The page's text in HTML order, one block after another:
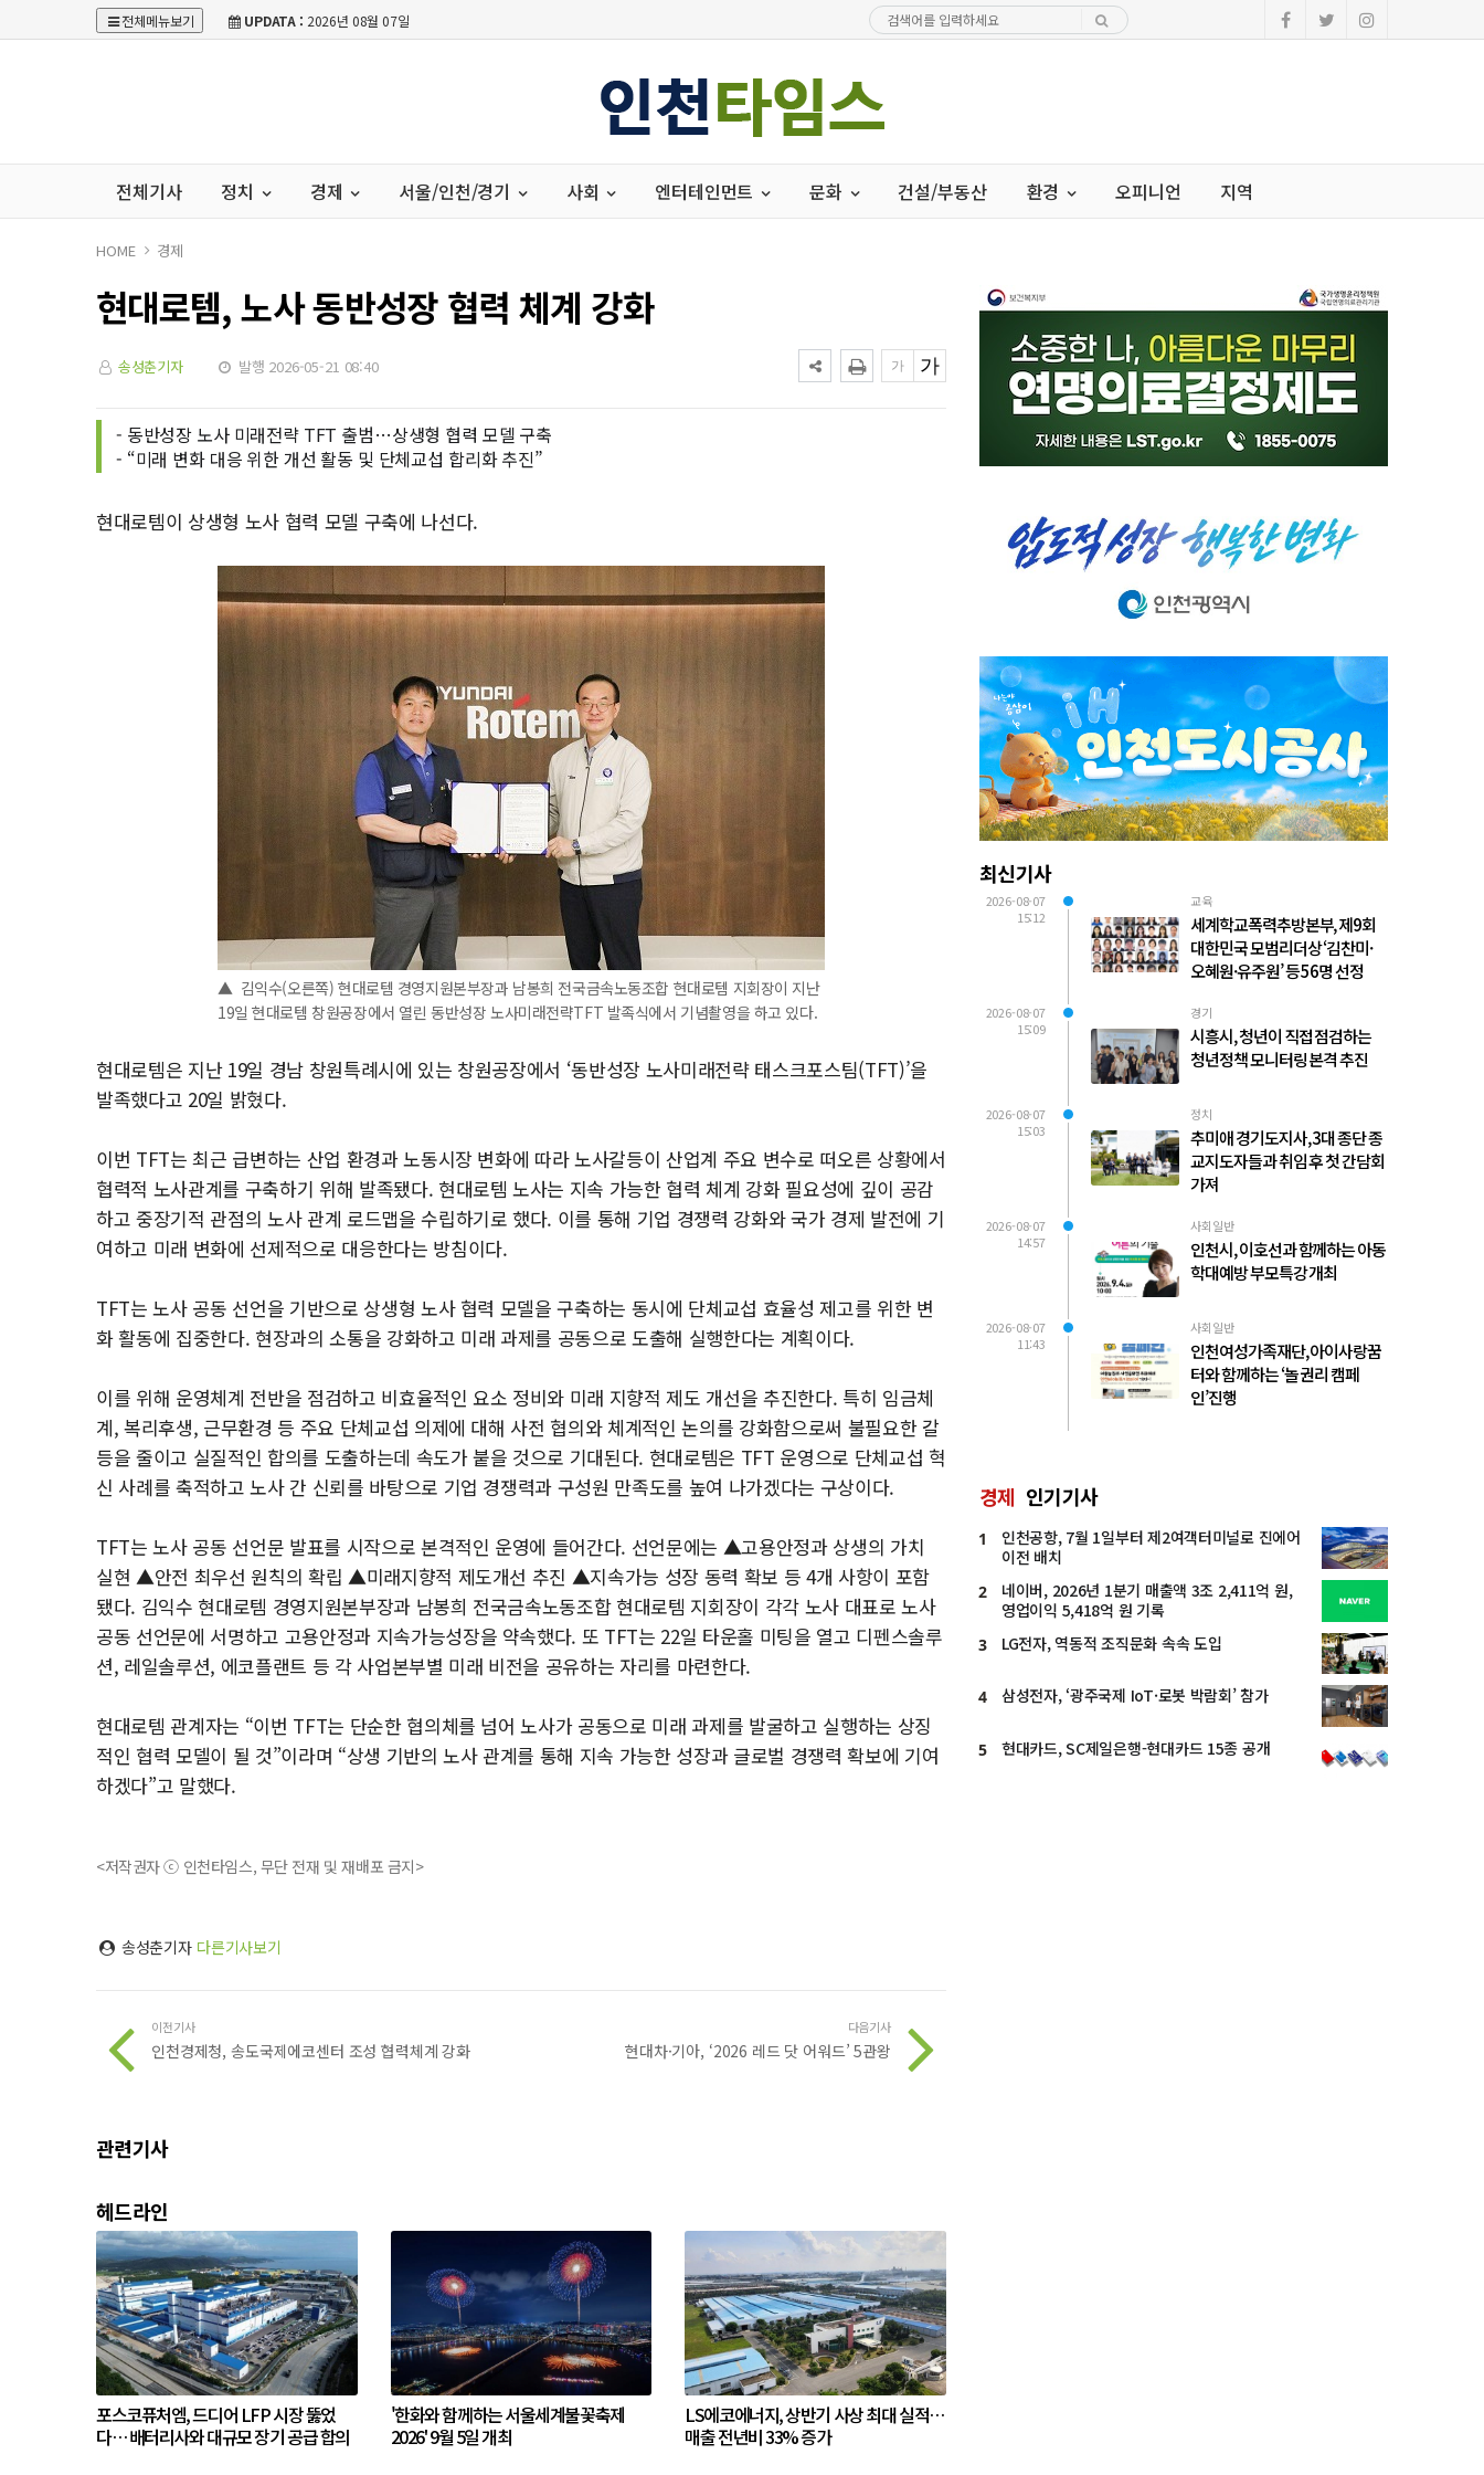
전체메뉴보기 UPDATA : 2026년 08월 07일
전체기사 정치 경제 서울/인천/경기 사회 엔터테인먼트 문화 건설/부동산 환경 오피니언 지역
HOME 경제
현대로템, 노사 동반성장 협력 체계 강화
송성춘기자 발행 2026-05-21 08:40
- 동반성장 노사 미래전략 TFT 출범…상생형 협력 모델 구축
- “미래 변화 대응 위한 개선 활동 및 단체교섭 합리화 추진”
현대로템이 상생형 노사 협력 모델 구축에 나선다.
▲ 김익수(오른쪽) 현대로템 경영지원본부장과 남봉희 전국금속노동조합 현대로템 지회장이 지난
19일 현대로템 창원공장에서 열린 동반성장 노사미래전략TFT 발족식에서 기념촬영을 하고 있다.
현대로템은 지난 19일 경남 창원특례시에 있는 창원공장에서 ‘동반성장 노사미래전략 태스크포스팀(TFT)’을
발족했다고 20일 밝혔다.
이번 TFT는 최근 급변하는 산업 환경과 노동시장 변화에 따라 노사갈등이 산업계 주요 변수로 떠오른 상황에서
협력적 노사관계를 구축하기 위해 발족됐다. 현대로템 노사는 지속 가능한 협력 체계 강화 필요성에 깊이 공감
하고 중장기적 관점의 노사 관계 로드맵을 수립하기로 했다. 이를 통해 기업 경쟁력 강화와 국가 경제 발전에 기
여하고 미래 변화에 선제적으로 대응한다는 방침이다.
TFT는 노사 공동 선언을 기반으로 상생형 노사 협력 모델을 구축하는 동시에 단체교섭 효율성 제고를 위한 변
화 활동에 집중한다. 현장과의 소통을 강화하고 미래 과제를 공동으로 도출해 실행한다는 계획이다.
이를 위해 운영체계 전반을 점검하고 비효율적인 요소 정비와 미래 지향적 제도 개선을 추진한다. 특히 임금체
계, 복리후생, 근무환경 등 주요 단체교섭 의제에 대해 사전 협의와 체계적인 논의를 강화함으로써 불필요한 갈
등을 줄이고 실질적인 합의를 도출하는데 속도가 붙을 것으로 기대된다. 현대로템은 TFT 운영으로 단체교섭 혁
신 사례를 축적하고 노사 간 신뢰를 바탕으로 기업 경쟁력과 구성원 만족도를 높여 나가겠다는 구상이다.
TFT는 노사 공동 선언문 발표를 시작으로 본격적인 운영에 들어간다. 선언문에는 ▲고용안정과 상생의 가치
실현 ▲안전 최우선 원칙의 확립 ▲미래지향적 제도개선 추진 ▲지속가능 성장 동력 확보 등 4개 사항이 포함
됐다. 김익수 현대로템 경영지원본부장과 남봉희 전국금속노동조합 현대로템 지회장이 각각 노사 대표로 노사
공동 선언문에 서명하고 고용안정과 지속가능성장을 약속했다. 또 TFT는 22일 타운홀 미팅을 열고 디펜스솔루
션, 레일솔루션, 에코플랜트 등 각 사업본부별 미래 비전을 공유하는 자리를 마련한다.
현대로템 관계자는 “이번 TFT는 단순한 협의체를 넘어 노사가 공동으로 미래 과제를 발굴하고 실행하는 상징
적인 협력 모델이 될 것”이라며 “상생 기반의 노사 관계를 통해 지속 가능한 성장과 글로벌 경쟁력 확보에 기여
하겠다”고 말했다.
<저작권자 ⓒ 인천타임스, 무단 전재 및 재배포 금지>
송성춘기자 다른기사보기
이전기사
인천경제청, 송도국제에코센터 조성 협력체계 강화
다음기사
현대차·기아, ‘2026 레드 닷 어워드’ 5관왕
관련기사
헤드라인
포스코퓨처엠, 드디어 LFP 시장 뚫었
다… 배터리사와 대규모 장기 공급 합의
'한화와 함께하는 서울세계불꽃축제
2026' 9월 5일 개최
LS에코에너지, 상반기 사상 최대 실적…
매출 전년비 33% 증가
최신기사
2026-08-07
15:12
교육
세계학교폭력추방본부, 제9회
대한민국 모범리더상 ‘김찬미·
오혜원·유주원’ 등 56명 선정
2026-08-07
15:09
경기
시흥시, 청년이 직접 점검하는
청년정책 모니터링 본격 추진
2026-08-07
15:03
정치
추미애 경기도지사, 3대 종단 종
교지도자들과 취임 후 첫 간담회
가져
2026-08-07
14:57
사회일반
인천시, 이호선과 함께하는 아동
학대예방 부모특강 개최
2026-08-07
11:43
사회일반
인천여성가족재단, 아이사랑꿈
터와 함께하는 ‘놀 권리 캠페
인’진행
경제 인기기사
1
인천공항, 7월 1일부터 제2여객터미널로 진에어
이전 배치
2
네이버, 2026년 1분기 매출액 3조 2,411억 원,
영업이익 5,418억 원 기록
3 LG전자, 역동적 조직문화 속속 도입
4 삼성전자, ‘광주국제 IoT·로봇 박람회’ 참가
5 현대카드, SC제일은행-현대카드 15종 공개